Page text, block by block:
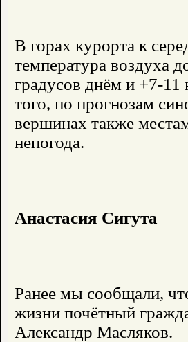
В горах курорта к
температура воздуха
градусов днём и +7-
того, по прогнозам
вершинах также
непогода.
Анастасия Сигута
Ранее мы сообщали,
жизни почётный
Александр Масляков.